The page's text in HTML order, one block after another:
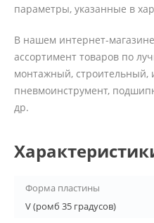
параметры, указанные в
В нашем интернет-
ассортимент товаров по
монтажный, строительный,
пневмоинструмент,
др.
Форма пластины
V (ромб 35 градусов)